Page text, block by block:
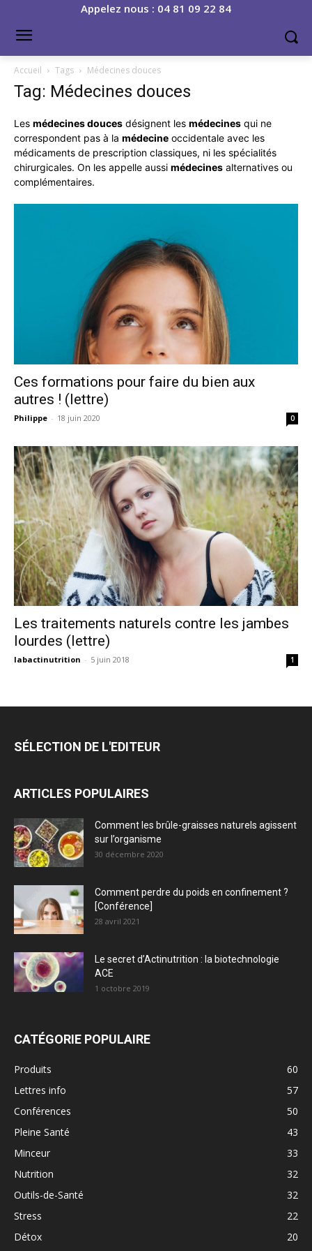
Appelez nous : 04 81 09 22 84
Accueil Tags Médecines douces
Tag: Médecines douces
Les médecines douces désignent les médecines qui ne
correspondent pas à la médecine occidentale avec les
médicaments de prescription classiques, ni les spécialités
chirurgicales. On les appelle aussi médecines alternatives ou
complémentaires.
Ces formations pour faire du bien aux
autres ! (lettre)
Philippe - 18 juin 2020 0
Les traitements naturels contre les jambes
lourdes (lettre)
labactinutrition - 5 juin 2018 1
SÉLECTION DE L'EDITEUR
ARTICLES POPULAIRES
Comment les brûle-graisses naturels agissent
sur l’organisme
30 décembre 2020
Comment perdre du poids en confinement ?
[Conférence]
28 avril 2021
Le secret d’Actinutrition : la biotechnologie
ACE
1 octobre 2019
CATÉGORIE POPULAIRE
Produits
60
Lettres info
57
Conférences
50
Pleine Santé
43
Minceur
33
Nutrition
32
Outils-de-Santé
32
Stress
22
Détox
20